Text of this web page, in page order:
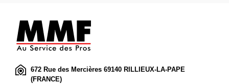
672 Rue des Mercières 69140 RILLIEUX-LA-PAPE
(FRANCE)